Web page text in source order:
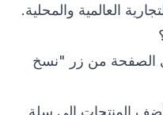
العالمية والمحلية.
الصفحة من زر "نسخ